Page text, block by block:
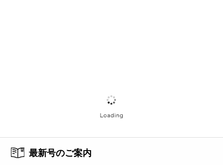
最新号のご案内